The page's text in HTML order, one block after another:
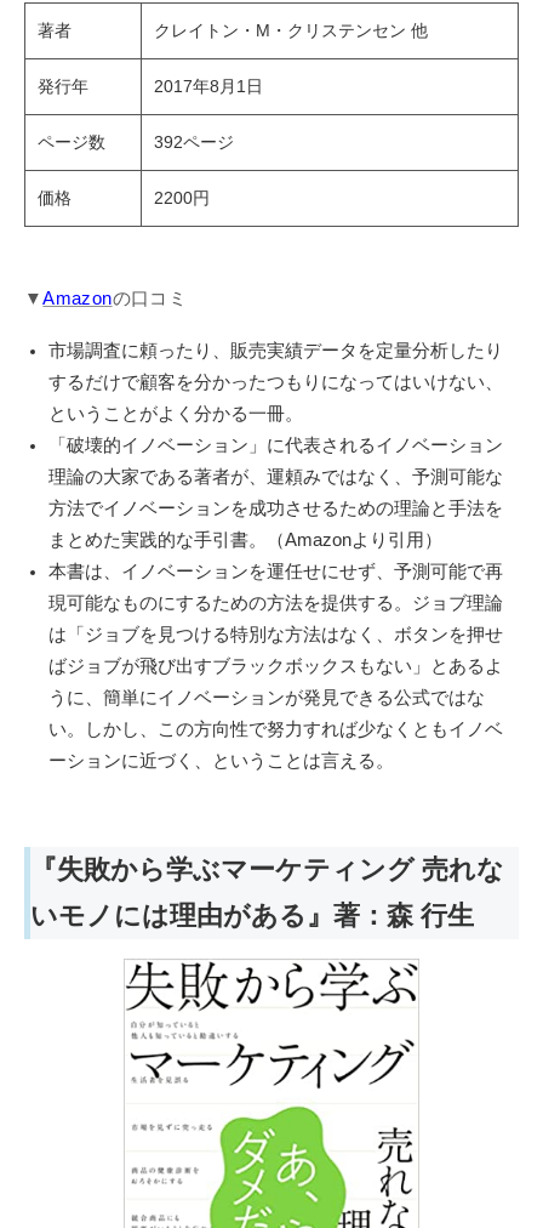
著者 クレイトン・M・クリステンセン 他
発行年 2017年8月1日
ページ数 392ページ
価格 2200円
▼Amazonの口コミ
市場調査に頼ったり、販売実績データを定量分析したり
するだけで顧客を分かったつもりになってはいけない、
ということがよく分かる一冊。
「破壊的イノベーション」に代表されるイノベーション
理論の大家である著者が、運頼みではなく、予測可能な
方法でイノベーションを成功させるための理論と手法を
まとめた実践的な手引書。（Amazonより引用）
本書は、イノベーションを運任せにせず、予測可能で再
現可能なものにするための方法を提供する。ジョブ理論
は「ジョブを見つける特別な方法はなく、ボタンを押せ
ばジョブが飛び出すブラックボックスもない」とあるよ
うに、簡単にイノベーションが発見できる公式ではな
い。しかし、この方向性で努力すれば少なくともイノベ
ーションに近づく、ということは言える。
『失敗から学ぶマーケティング 売れな
いモノには理由がある』著：森 行生